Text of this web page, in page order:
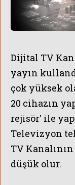
Dijital TV
yayın
çok yüksek
20 cihazın
rejisör' ile
Televizyon
TV
düşük olur.